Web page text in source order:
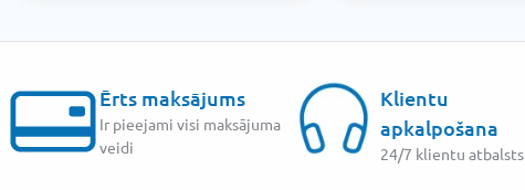
Ērts maksājums
Ir pieejami visi maksājuma
veidi
Klientu
apkalpošana
24/7 klientu atbalsts